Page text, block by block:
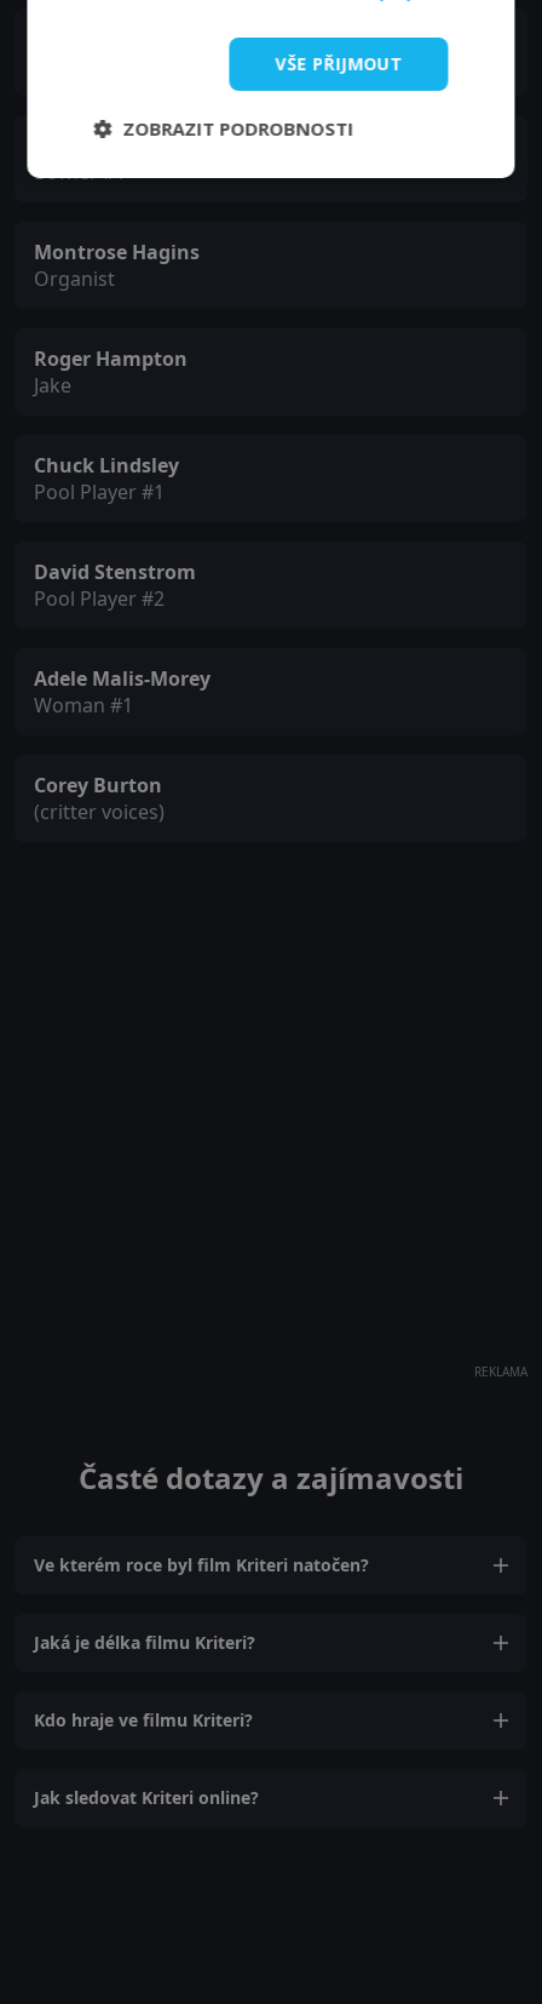
Douglas Koth
Bowler #1
Montrose Hagins
Organist
Roger Hampton
Jake
Chuck Lindsley
Pool Player #1
David Stenstrom
Pool Player #2
Adele Malis-Morey
Woman #1
Corey Burton
(critter voices)
REKLAMA
Časté dotazy a zajímavosti
Ve kterém roce byl film Kriteri natočen?
Jaká je délka filmu Kriteri?
Kdo hraje ve filmu Kriteri?
Jak sledovat Kriteri online?
VŠE PŘIJMOUT
ZOBRAZIT PODROBNOSTI